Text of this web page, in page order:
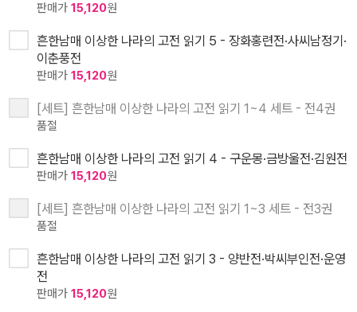
판매가 15,120원
흔한남매 이상한 나라의 고전 읽기 5 - 장화홍련전·사씨남정기·
이춘풍전
판매가 15,120원
[세트] 흔한남매 이상한 나라의 고전 읽기 1~4 세트 - 전4권
품절
흔한남매 이상한 나라의 고전 읽기 4 - 구운몽·금방울전·김원전
판매가 15,120원
[세트] 흔한남매 이상한 나라의 고전 읽기 1~3 세트 - 전3권
품절
흔한남매 이상한 나라의 고전 읽기 3 - 양반전·박씨부인전·운영
전
판매가 15,120원